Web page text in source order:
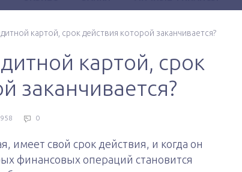
картой, срок действия которой заканчивается?
картой, срок
заканчивается?
0
имеет свой срок действия, и когда он
финансовых операций становится